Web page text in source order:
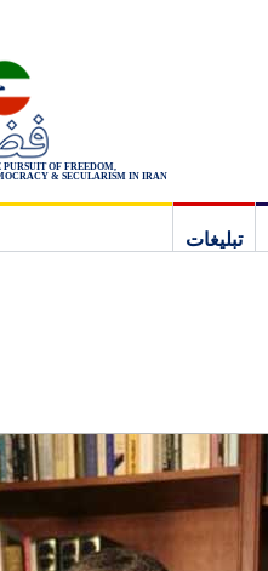
PURSUIT OF FREEDOM,
& SECULARISM IN IRAN
تبلیغات